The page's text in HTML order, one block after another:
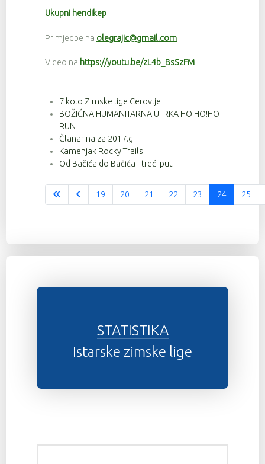
Ukupni hendikep
Primjedbe na olegrajic@gmail.com
Video na https://youtu.be/zL4b_BsSzFM
7 kolo Zimske lige Cerovlje
BOŽIĆNA HUMANITARNA UTRKA HO!HO!HO
RUN
Članarina za 2017.g.
Kamenjak Rocky Trails
Od Bačića do Bačića - treći put!
Stranica 24 od 37
19 20 21 22 23 24 25
STATISTIKA
Istarske zimske lige